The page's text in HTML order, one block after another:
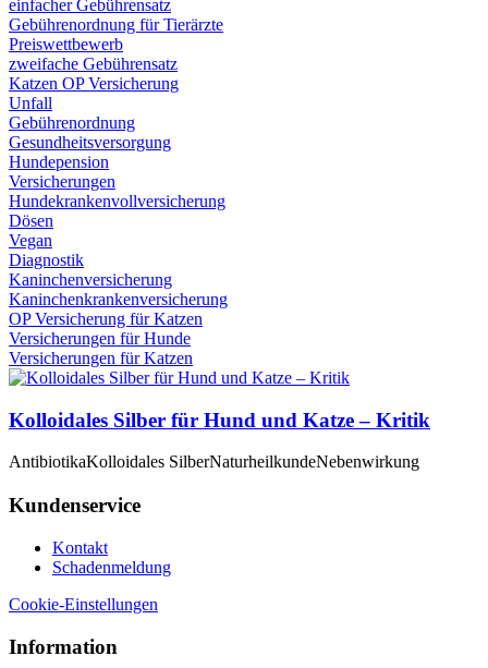
einfacher Gebührensatz
Gebührenordnung für Tierärzte
Preiswettbewerb
zweifache Gebührensatz
Katzen OP Versicherung
Unfall
Gebührenordnung
Gesundheitsversorgung
Hundepension
Versicherungen
Hundekrankenvollversicherung
Dösen
Vegan
Diagnostik
Kaninchenversicherung
Kaninchenkrankenversicherung
OP Versicherung für Katzen
Versicherungen für Hunde
Versicherungen für Katzen
Kolloidales Silber für Hund und Katze – Kritik
AntibiotikaKolloidales SilberNaturheilkundeNebenwirkung
Kundenservice
Kontakt
Schadenmeldung
Cookie-Einstellungen
Information